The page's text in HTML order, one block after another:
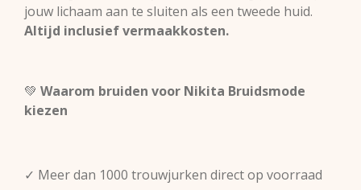
jouw lichaam aan te sluiten als een tweede huid.
Altijd inclusief vermaakkosten.
💚 Waarom bruiden voor Nikita Bruidsmode
kiezen
✓ Meer dan 1000 trouwjurken direct op voorraad